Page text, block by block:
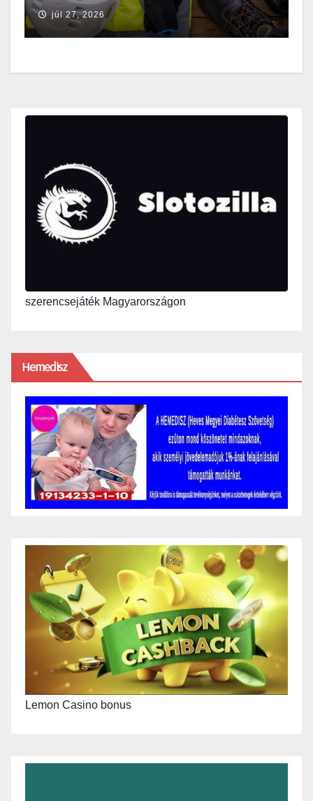
júl 27, 2026
szerencsejáték Magyarországon
Hemedisz
Lemon Casino bonus